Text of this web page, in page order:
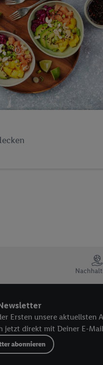
Ersten unsere
jetzt direkt mit Deiner E-
abonnieren